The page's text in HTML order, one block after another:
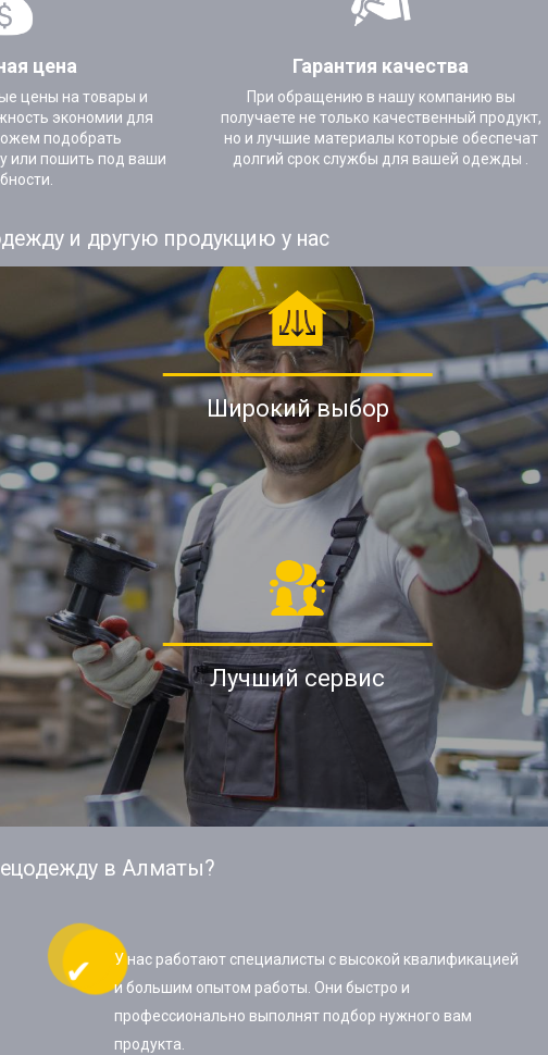
цена
цены на товары и
экономии для
подобрать
или пошить под ваши
Гарантия качества
При обращению в нашу компанию вы
получаете не только качественный продукт,
но и лучшие материалы которые обеспечат
долгий срок службы для вашей одежды .
и другую продукцию у нас
Широкий выбор
Лучший сервис
в Алматы?
У нас работают специалисты с высокой квалификацией
и большим опытом работы. Они быстро и
профессионально выполнят подбор нужного вам
продукта.